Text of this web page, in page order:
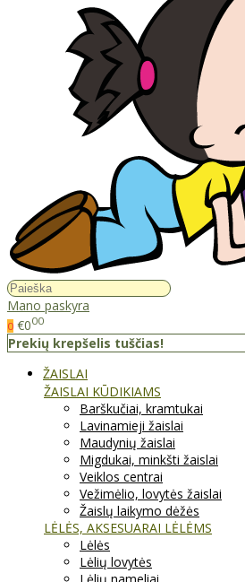
Mano paskyra
0 €000
Prekių krepšelis tuščias!
ŽAISLAI
ŽAISLAI KŪDIKIAMS
Barškučiai, kramtukai
Lavinamieji žaislai
Maudynių žaislai
Migdukai, minkšti žaislai
Veiklos centrai
Vežimėlio, lovytės žaislai
Žaislų laikymo dėžės
LĖLĖS, AKSESUARAI LĖLĖMS
Lėlės
Lėlių lovytės
Lėlių nameliai